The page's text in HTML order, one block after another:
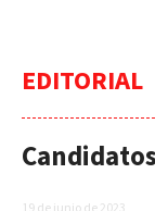
EDITORIAL